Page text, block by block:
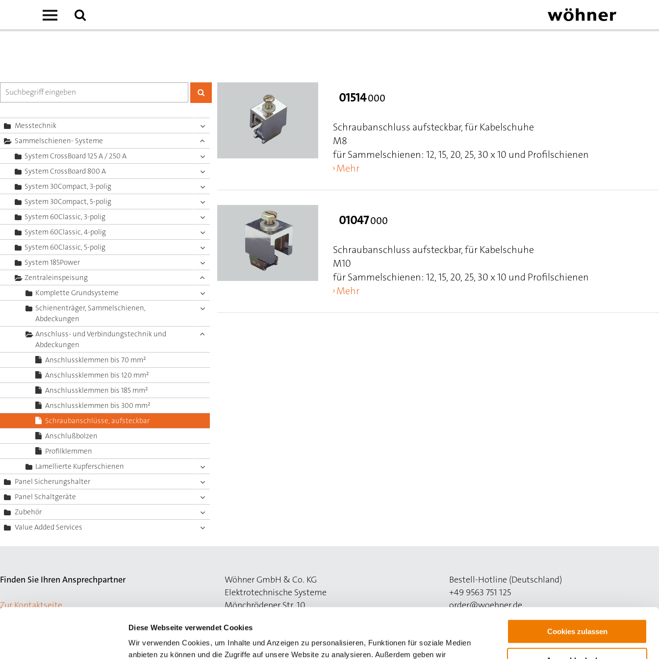
Diese Webseite verwendet Cookies
Wir verwenden Cookies, um Inhalte und Anzeigen zu personalisieren, Funktionen für soziale Medien
anbieten zu können und die Zugriffe auf unsere Website zu analysieren. Außerdem geben wir
Cookies zulassen
Messtechnik
Sammelschienen- Systeme
System CrossBoard 125 A / 250 A
System CrossBoard 800 A
System 30Compact, 3-polig
System 30Compact, 5-polig
System 60Classic, 3-polig
System 60Classic, 4-polig
System 60Classic, 5-polig
System 185Power
Zentraleinspeisung
Komplette Grundsysteme
Schienenträger, Sammelschienen,
Abdeckungen
Anschluss- und Verbindungstechnik und
Abdeckungen
Anschlussklemmen bis 70 mm²
Anschlussklemmen bis 120 mm²
Anschlussklemmen bis 185 mm²
Anschlussklemmen bis 300 mm²
Schraubanschlüsse, aufsteckbar
Anschlußbolzen
Profilklemmen
Lamellierte Kupferschienen
Panel Sicherungshalter
Panel Schaltgeräte
Zubehör
Value Added Services
01514000
Schraubanschluss aufsteckbar, für Kabelschuhe
M8
für Sammelschienen: 12, 15, 20, 25, 30 x 10 und Profilschienen
Mehr
01047000
Schraubanschluss aufsteckbar, für Kabelschuhe
M10
für Sammelschienen: 12, 15, 20, 25, 30 x 10 und Profilschienen
Mehr
Finden Sie Ihren Ansprechpartner
Zur Kontaktseite
Wöhner GmbH & Co. KG
Elektrotechnische Systeme
Mönchrödener Str. 10
Bestell-Hotline (Deutschland)
+49 9563 751 125
order@woehner.de
Technik-Hotline (Deutschland)
+49 9563 751 508